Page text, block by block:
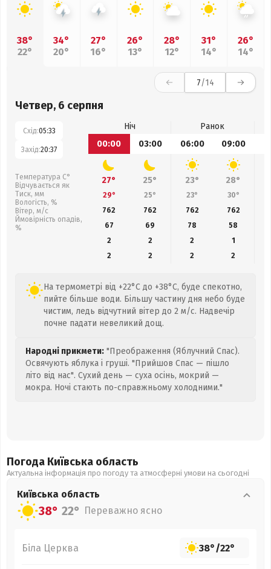
38°
22°
34°
20°
27°
16°
26°
13°
28°
12°
31°
14°
26°
14°
7/14
Четвер, 6 серпня
Схід:05:33
Захід:20:37
Температура С°
Відчувається як
Тиск, мм
Вологість, %
Вітер, м/с
Ймовірність опадів,
%
Ніч
Ранок
00:00
03:00 06:00 09:00
27° 25° 23° 28°
29° 25° 23° 30°
762
762 762 762
67
69 78
58
2
2 2
1
2
2 2 2
На термометрі від +22°C до +38°C, буде спекотно,
пийте більше води. Більшу частину дня небо буде
чистим, ледь відчутний вітер до 2 м/с. Надвечір
почне падати невеликий дощ.
Народні прикмети: "Преображення (Яблучний Спас).
Освячують яблука і груші. "Прийшов Спас — пішло
літо від нас". Сухий день — суха осінь, мокрий —
мокра. Ночі стають по-справжньому холодними."
Погода Київська область
Актуальна інформація про погоду та атмосферні умови на сьогодні
Київська область
38° 22° Переважно ясно
Біла Церква 38°/22°